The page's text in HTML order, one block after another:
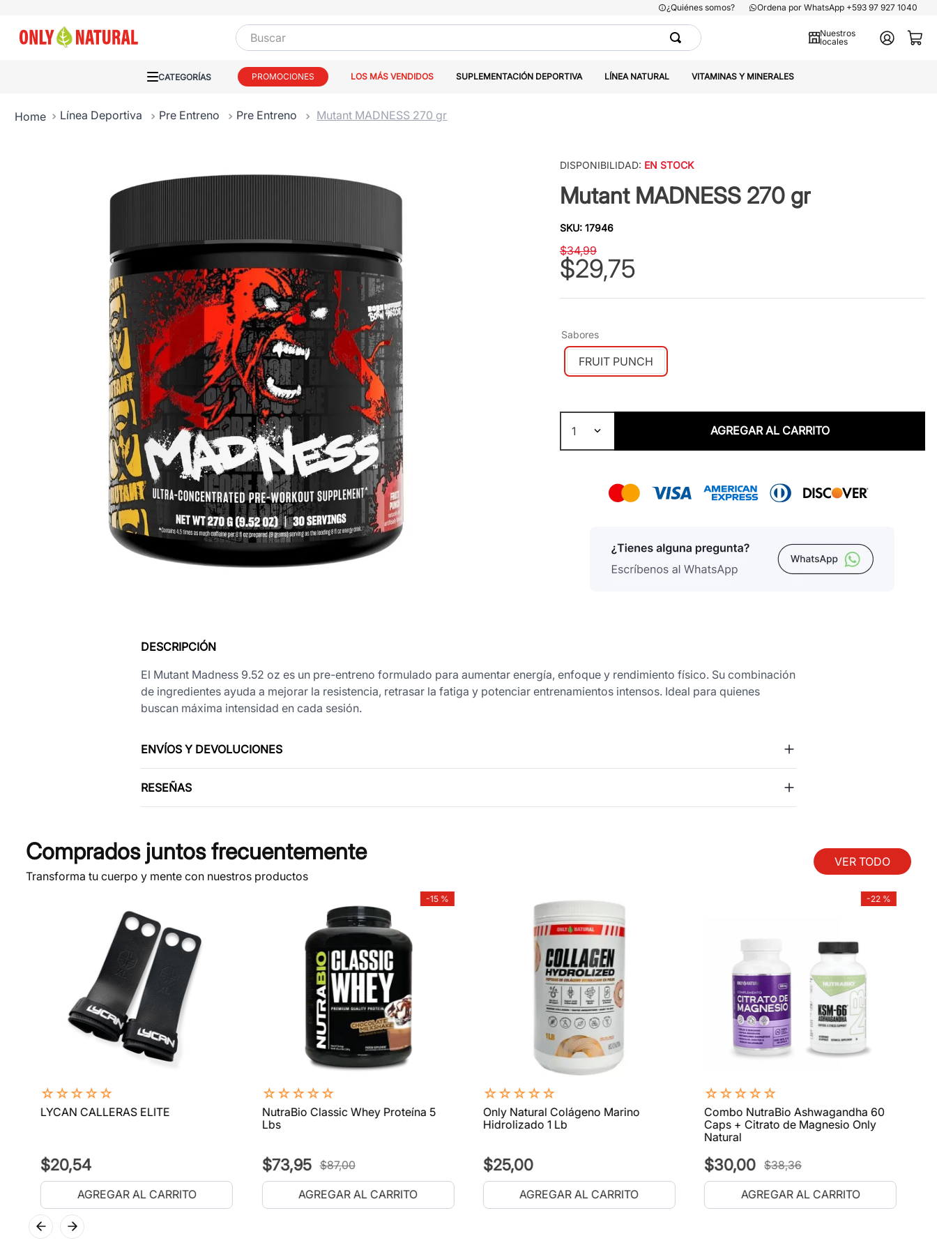
¿Quiénes somos? Ordena por WhatsApp +593 97 927 1040
Buscar
Nuestros
locales
PROMOCIONES LOS MÁS VENDIDOS SUPLEMENTACIÓN DEPORTIVA LÍNEA NATURAL VITAMINAS Y MINERALES
Línea Deportiva Pre Entreno Pre Entreno Mutant MADNESS 270 gr
DISPONIBILIDAD: EN STOCK
Mutant MADNESS 270 gr
SKU: 17946
$34,99
$29,75
Sabores
FRUIT PUNCH
1 AGREGAR AL CARRITO
DESCRIPCIÓN
El Mutant Madness 9.52 oz es un pre-entreno formulado para aumentar energía, enfoque y rendimiento físico. Su combinación
de ingredientes ayuda a mejorar la resistencia, retrasar la fatiga y potenciar entrenamientos intensos. Ideal para quienes
buscan máxima intensidad en cada sesión.
ENVÍOS Y DEVOLUCIONES
RESEÑAS
Comprados juntos frecuentemente
Transforma tu cuerpo y mente con nuestros productos
VER TODO
☆☆☆☆☆
LYCAN CALLERAS ELITE
$20,54
AGREGAR AL CARRITO
-15 %
☆☆☆☆☆
NutraBio Classic Whey Proteína 5
Lbs
$73,95 $87,00
AGREGAR AL CARRITO
☆☆☆☆☆
Only Natural Colágeno Marino
Hidrolizado 1 Lb
$25,00
AGREGAR AL CARRITO
-22 %
☆☆☆☆☆
Combo NutraBio Ashwagandha 60
Caps + Citrato de Magnesio Only
Natural
$30,00 $38,36
AGREGAR AL CARRITO